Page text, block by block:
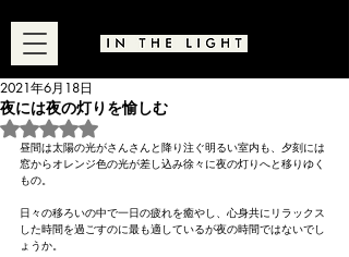
夜には夜の灯りを愉しむ
2021年6月18日
5つ星のうちNaNと評価されています。
昼間は太陽の光がさんさんと降り注ぐ明るい室内も、夕刻には
窓からオレンジ色の光が差し込み徐々に夜の灯りへと移りゆく
もの。
日々の移ろいの中で一日の疲れを癒やし、心身共にリラックス
した時間を過ごすのに最も適しているが夜の時間ではないでし
ょうか。